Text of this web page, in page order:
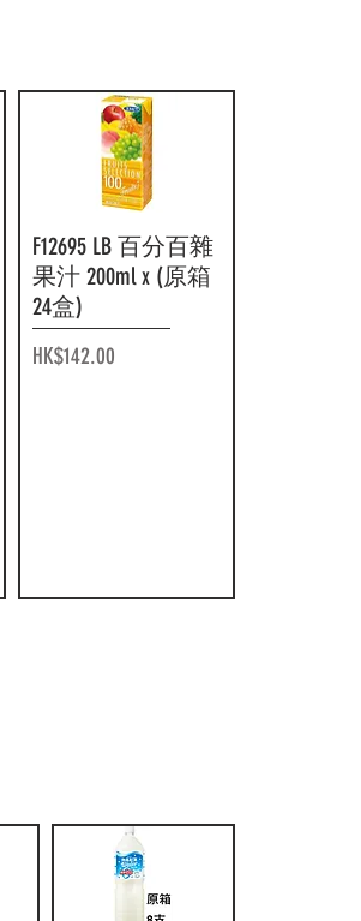
價格
HK$142.00
價格
HK$142.00
快速瀏覽
F12695 LB 百分百雜
果汁 200ml x (原箱
24盒)
價格
HK$142.00